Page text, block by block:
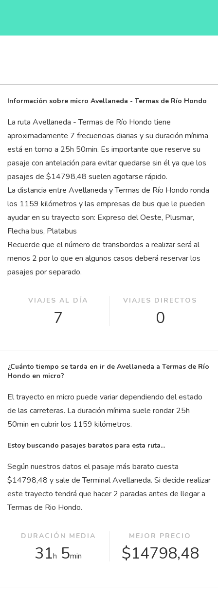
Información sobre micro Avellaneda - Termas de Río Hondo
La ruta Avellaneda - Termas de Río Hondo tiene
aproximadamente 7 frecuencias diarias y su duración mínima
está en torno a 25h 50min. Es importante que reserve su
pasaje con antelación para evitar quedarse sin él ya que los
pasajes de $14798,48 suelen agotarse rápido.
La distancia entre Avellaneda y Termas de Río Hondo ronda
los 1159 kilómetros y las empresas de bus que le pueden
ayudar en su trayecto son: Expreso del Oeste, Plusmar,
Flecha bus, Platabus
Recuerde que el número de transbordos a realizar será al
menos 2 por lo que en algunos casos deberá reservar los
pasajes por separado.
VIAJES AL DÍA
7
VIAJES DIRECTOS
0
¿Cuánto tiempo se tarda en ir de Avellaneda a Termas de Río
Hondo en micro?
El trayecto en micro puede variar dependiendo del estado
de las carreteras. La duración mínima suele rondar 25h
50min en cubrir los 1159 kilómetros.
Estoy buscando pasajes baratos para esta ruta...
Según nuestros datos el pasaje más barato cuesta
$14798,48 y sale de Terminal Avellaneda. Si decide realizar
este trayecto tendrá que hacer 2 paradas antes de llegar a
Termas de Rio Hondo.
DURACIÓN MEDIA
31h 5min
MEJOR PRECIO
$14798,48